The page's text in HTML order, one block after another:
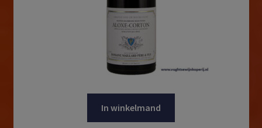
In winkelmand